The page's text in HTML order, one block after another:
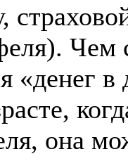
«денег в
она